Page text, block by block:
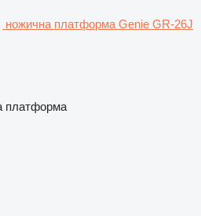
ножична платформа Genie GR-26J
платформа